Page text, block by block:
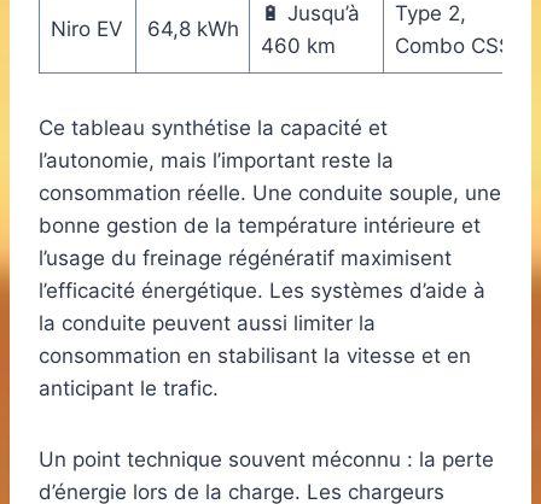
Niro EV 64,8 kWh
🔋 Jusqu’à
460 km
Type 2,
Combo CSS
Ce tableau synthétise la capacité et
l’autonomie, mais l’important reste la
consommation réelle. Une conduite souple, une
bonne gestion de la température intérieure et
l’usage du freinage régénératif maximisent
l’efficacité énergétique. Les systèmes d’aide à
la conduite peuvent aussi limiter la
consommation en stabilisant la vitesse et en
anticipant le trafic.
Un point technique souvent méconnu : la perte
d’énergie lors de la charge. Les chargeurs